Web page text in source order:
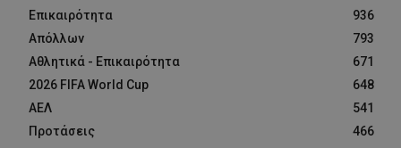
Επικαιρότητα
936
Απόλλων
793
Αθλητικά - Επικαιρότητα
671
2026 FIFA World Cup
648
ΑΕΛ
541
Προτάσεις
466